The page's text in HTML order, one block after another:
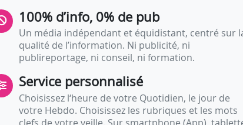
100% d’info, 0% de pub
Un média indépendant et équidistant, centré sur
qualité de l’information. Ni publicité, ni
publireportage, ni conseil, ni formation.
Service personnalisé
Choisissez l‘heure de votre Quotidien, le jour de
votre Hebdo. Choisissez les rubriques et les mots